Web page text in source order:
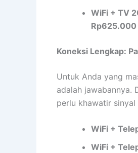
WiFi + TV
Rp625.000
Koneksi Lengkap:
Untuk Anda yang
adalah jawabannya.
perlu khawatir
WiFi +
WiFi +